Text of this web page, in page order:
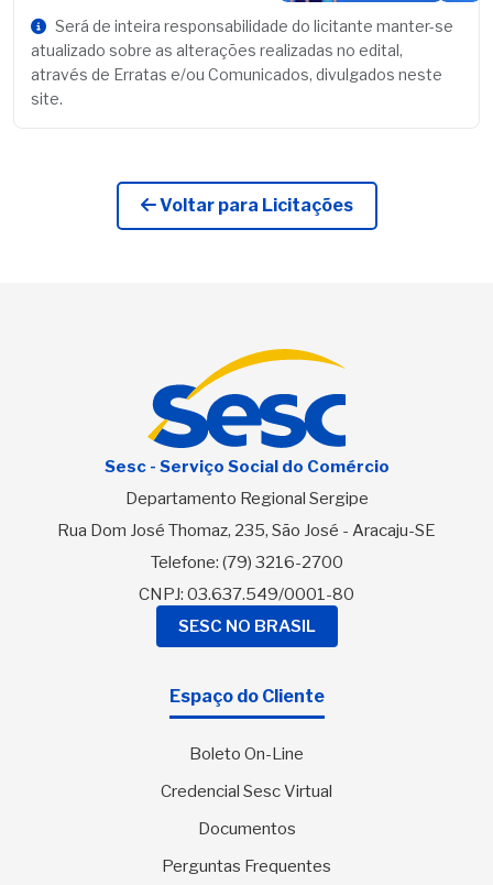
Será de inteira responsabilidade do licitante manter-se
atualizado sobre as alterações realizadas no edital,
através de Erratas e/ou Comunicados, divulgados neste
site.
Voltar para Licitações
Sesc - Serviço Social do Comércio
Departamento Regional Sergipe
Rua Dom José Thomaz, 235, São José - Aracaju-SE
Telefone: (79) 3216-2700
CNPJ: 03.637.549/0001-80
SESC NO BRASIL
Espaço do Cliente
Boleto On-Line
Credencial Sesc Virtual
Documentos
Perguntas Frequentes